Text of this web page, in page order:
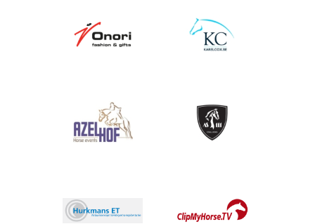
Afbeelding Afbeelding
Afbeelding Afbeelding
Afbeelding